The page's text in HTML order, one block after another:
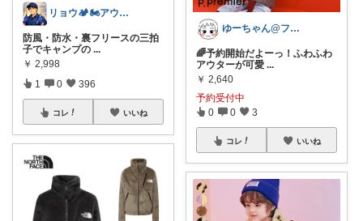
リョウ🏕️🏍️アウトドア・バイク
防風・防水・裏フリースの三拍
子でキャンプの ...
￥ 2,998
1 0 396
コレ いいね
ゆーちゃん@フォロワーさまから購入💕
🌈予約開始だよーっ！ふわふわ
アウターが可愛 ...
￥ 2,640
予約受付中
0 0 3
コレ いいね